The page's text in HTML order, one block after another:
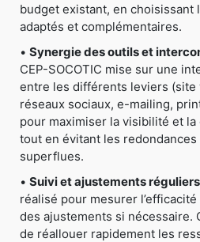
budget existant, en choisissant
adaptés et complémentaires.
• Synergie des outils et
CEP-SOCOTIC mise sur une
entre les différents leviers (site
réseaux sociaux, e-mailing,
pour maximiser la visibilité et
tout en évitant les
superflues.
• Suivi et ajustements réguliers
réalisé pour mesurer
des ajustements si nécessaire.
de réallouer rapidement les